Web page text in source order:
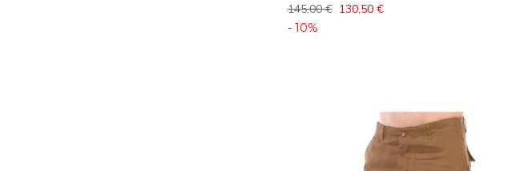
145,00 € 130,50 €
- 10%